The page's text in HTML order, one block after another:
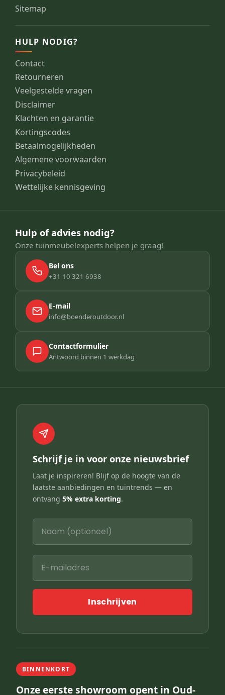
Sitemap
HULP NODIG?
Contact
Retourneren
Veelgestelde vragen
Disclaimer
Klachten en garantie
Kortingscodes
Betaalmogelijkheden
Algemene voorwaarden
Privacybeleid
Wettelijke kennisgeving
Hulp of advies nodig?
Onze tuinmeubelexperts helpen je graag!
Bel ons
+31 10 321 6938
E-mail
info@boenderoutdoor.nl
Contactformulier
Antwoord binnen 1 werkdag
Schrijf je in voor onze nieuwsbrief
Laat je inspireren! Blijf op de hoogte van de
laatste aanbiedingen en tuintrends — en
ontvang 5% extra korting.
Inschrijven
BINNENKORT
Onze eerste showroom opent in Oud-